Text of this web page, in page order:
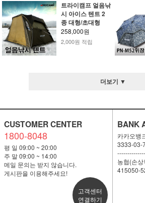
트라이캠프 얼음낚
시 아이스 텐트 2
종 대형/초대형
258,000원
2,000원 적립
더보기 ▼
CUSTOMER CENTER
1800-8048
평 일 09:00 ~ 20:00
주 말 09:00 ~ 14:00
메일 문의는 받지 않습니다.
게시판을 이용해주세요!
고객센터
연결하기
BANK
카카오뱅
3333-03-
농협(손상
415050-